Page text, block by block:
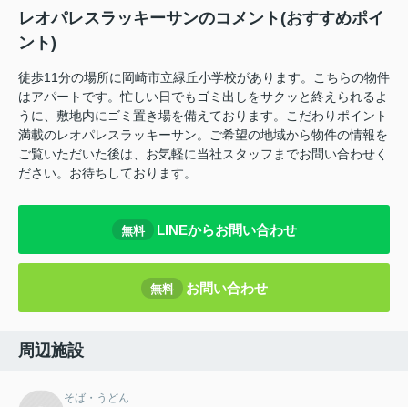
レオパレスラッキーサンのコメント(おすすめポイ
ント)
徒歩11分の場所に岡崎市立緑丘小学校があります。こちらの物件
はアパートです。忙しい日でもゴミ出しをサクッと終えられるよ
うに、敷地内にゴミ置き場を備えております。こだわりポイント
満載のレオパレスラッキーサン。ご希望の地域から物件の情報を
ご覧いただいた後は、お気軽に当社スタッフまでお問い合わせく
ださい。お待ちしております。
無料 LINEからお問い合わせ
無料 お問い合わせ
周辺施設
そば・うどん